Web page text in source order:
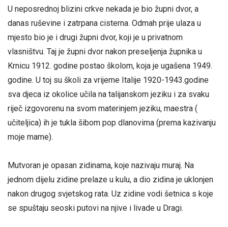
U neposrednoj blizini crkve nekada je bio župni dvor, a
danas ruševine i zatrpana cisterna. Odmah prije ulaza u
mjesto bio je i drugi župni dvor, koji je u privatnom
vlasništvu. Taj je župni dvor nakon preseljenja župnika u
Krnicu 1912. godine postao školom, koja je ugašena 1949.
godine. U toj su školi za vrijeme Italije 1920-1943.godine
sva djeca iz okolice učila na talijanskom jeziku i za svaku
riječ izgovorenu na svom materinjem jeziku, maestra (
učiteljica) ih je tukla šibom pop dlanovima (prema kazivanju
moje mame).
Mutvoran je opasan zidinama, koje nazivaju muraj. Na
jednom dijelu zidine prelaze u kulu, a dio zidina je uklonjen
nakon drugog svjetskog rata. Uz zidine vodi šetnica s koje
se spuštaju seoski putovi na njive i livade u Dragi.